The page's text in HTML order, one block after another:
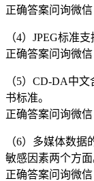
正确答案问询微信
（4）JPEG标准
正确答案问询微信
（5）CD-DA中
书标准。
正确答案问询微信
（6）多媒体数
敏感因素两个方面
正确答案问询微信